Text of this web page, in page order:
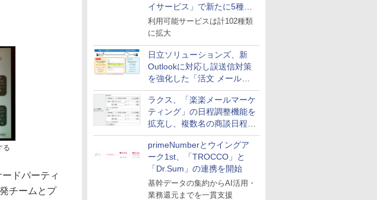
イサービス」で新たに5種類
のサービスと連携開始
利用可能サービスは計102種類
に拡大
日立ソリューションズ、新
Outlookに対応し誤送信対策
を強化した「活文 メール誤
送信防止アドインサービス」
を提供
ラクス、「楽楽メールマーケ
ティング」の日程調整機能を
拡充し、複数名の商談日程調
整を効率化
primeNumberとウイングア
ーク1st、「TROCCO」と
「Dr.Sum」の連携を開始
基幹データの集約からAI活用・
業務還元までを一貫支援
る
ドパーティ
チームとプ